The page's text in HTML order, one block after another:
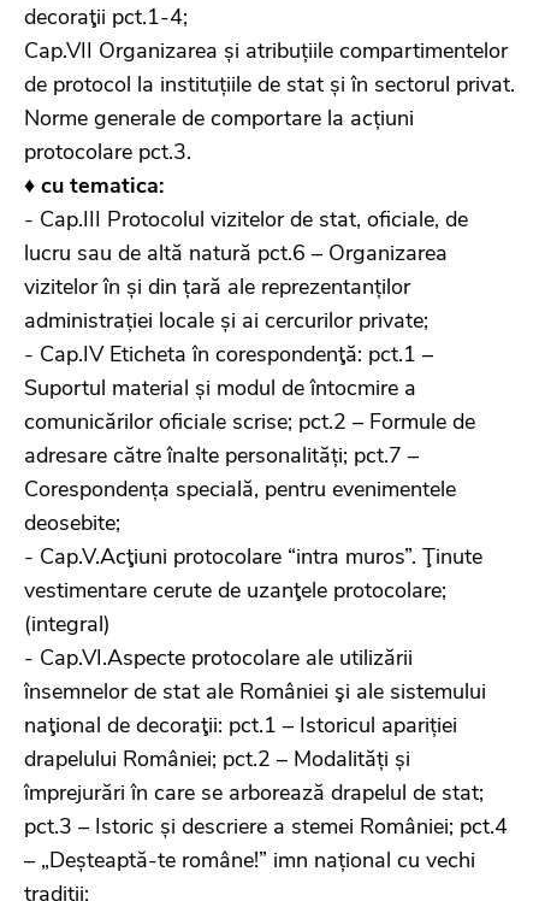
decoraţii pct.1-4;
Cap.VII Organizarea și atribuțiile compartimentelor
de protocol la instituțiile de stat și în sectorul privat.
Norme generale de comportare la acțiuni
protocolare pct.3.
♦ cu tematica:
- Cap.III Protocolul vizitelor de stat, oficiale, de
lucru sau de altă natură pct.6 – Organizarea
vizitelor în și din țară ale reprezentanților
administrației locale și ai cercurilor private;
- Cap.IV Eticheta în corespondenţă: pct.1 –
Suportul material și modul de întocmire a
comunicărilor oficiale scrise; pct.2 – Formule de
adresare către înalte personalități; pct.7 –
Corespondența specială, pentru evenimentele
deosebite;
- Cap.V.Acţiuni protocolare “intra muros”. Ţinute
vestimentare cerute de uzanţele protocolare;
(integral)
- Cap.VI.Aspecte protocolare ale utilizării
însemnelor de stat ale României şi ale sistemului
naţional de decoraţii: pct.1 – Istoricul apariției
drapelului României; pct.2 – Modalități și
împrejurări în care se arborează drapelul de stat;
pct.3 – Istoric și descriere a stemei României; pct.4
– „Deșteaptă-te române!” imn național cu vechi
tradiții;